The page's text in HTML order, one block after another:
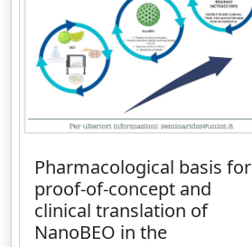
Pharmacological basis for
proof-of-concept and
clinical translation of
NanoBEO in the